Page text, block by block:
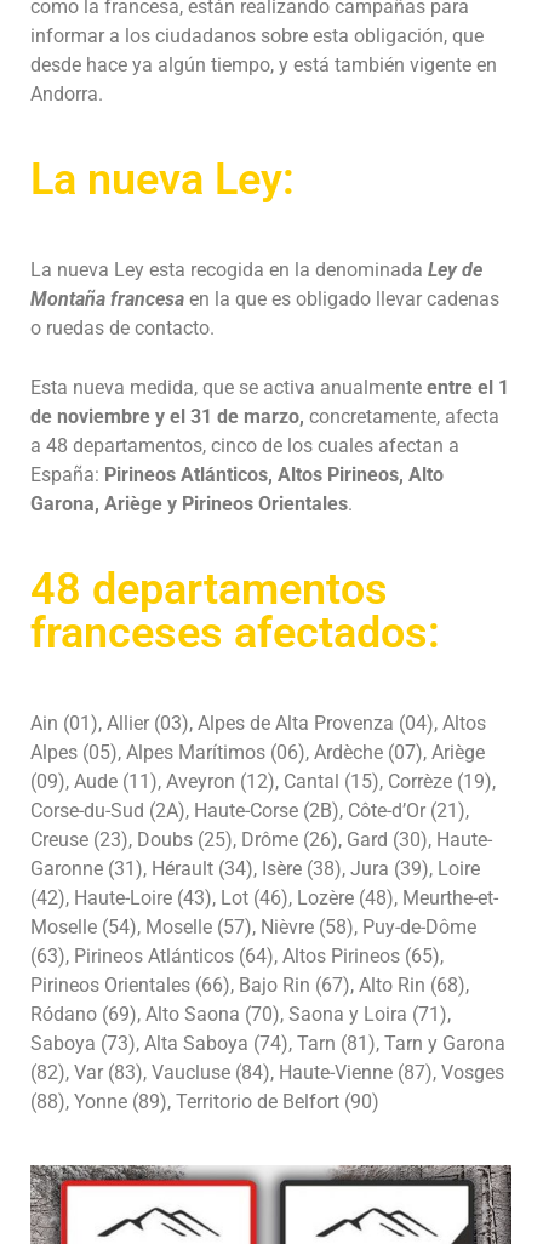
como la francesa, están realizando campañas para
informar a los ciudadanos sobre esta obligación, que
desde hace ya algún tiempo, y está también vigente en
Andorra.
La nueva Ley:
La nueva Ley esta recogida en la denominada Ley de
Montaña francesa en la que es obligado llevar cadenas
o ruedas de contacto.
Esta nueva medida, que se activa anualmente entre el 1
de noviembre y el 31 de marzo, concretamente, afecta
a 48 departamentos, cinco de los cuales afectan a
España: Pirineos Atlánticos, Altos Pirineos, Alto
Garona, Ariège y Pirineos Orientales.
48 departamentos
franceses afectados:
Ain (01), Allier (03), Alpes de Alta Provenza (04), Altos
Alpes (05), Alpes Marítimos (06), Ardèche (07), Ariège
(09), Aude (11), Aveyron (12), Cantal (15), Corrèze (19),
Corse-du-Sud (2A), Haute-Corse (2B), Côte-d’Or (21),
Creuse (23), Doubs (25), Drôme (26), Gard (30), Haute-
Garonne (31), Hérault (34), Isère (38), Jura (39), Loire
(42), Haute-Loire (43), Lot (46), Lozère (48), Meurthe-et-
Moselle (54), Moselle (57), Nièvre (58), Puy-de-Dôme
(63), Pirineos Atlánticos (64), Altos Pirineos (65),
Pirineos Orientales (66), Bajo Rin (67), Alto Rin (68),
Ródano (69), Alto Saona (70), Saona y Loira (71),
Saboya (73), Alta Saboya (74), Tarn (81), Tarn y Garona
(82), Var (83), Vaucluse (84), Haute-Vienne (87), Vosges
(88), Yonne (89), Territorio de Belfort (90)